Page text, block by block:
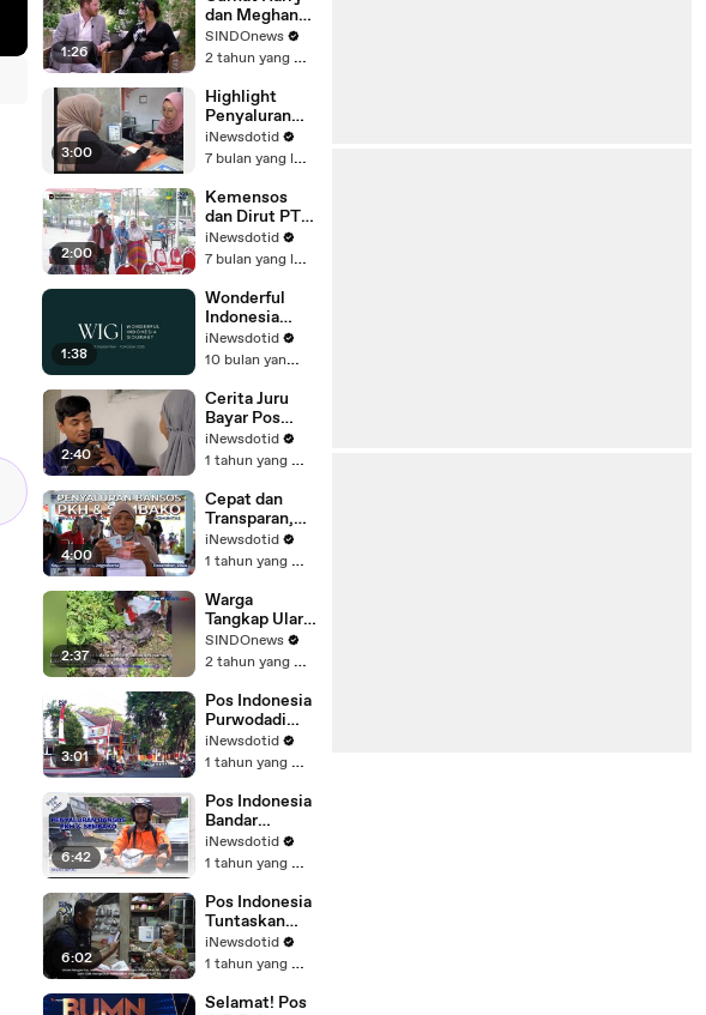
Suku Bunga?
1:26
dan Meghan
Ungkap
Kehidupan
SINDOnews
2 tahun yang lalu
3:00
Highlight
Penyaluran
BLTS Kesra
Kantorpos
BALIKPAPAN
iNewsdotid
7 bulan yang lalu
2:00
Kemensos
dan Dirut PT
Pos Indonesia
Pantau
Penyaluran
BLT Kesra
2025 di
Surabaya
iNewsdotid
7 bulan yang lalu
1:38
Wonderful
Indonesia
Gourmet
iNewsdotid
10 bulan yang lalu
2:40
Cerita Juru
Bayar Pos
Indonesia,
Pengantar
Menyampaika
n Kebaikan
iNewsdotid
1 tahun yang lalu
4:00
Cepat dan
Transparan,
POS IND
Salurkan
dan Sembako
lewat Metode
Komunitas
iNewsdotid
1 tahun yang lalu
2:37
Warga
Tangkap Ular
Piton Raksasa
Sepanjang 12
Buton, Begini
Penampakkan
nya
SINDOnews
2 tahun yang lalu
3:01
Pos Indonesia
Purwodadi
Salurkan
Bansos
PKH lewat
Tiga Metode
iNewsdotid
1 tahun yang lalu
6:42
Pos Indonesia
Bandar
Lampung
Sukses
Bansos
Sembako dan
PKH lewat
Door to Door
iNewsdotid
1 tahun yang lalu
6:02
Pos Indonesia
Tuntaskan
Penyaluran
Bansos PKH
Penerima di
iNewsdotid
1 tahun yang lalu
Selamat! Pos